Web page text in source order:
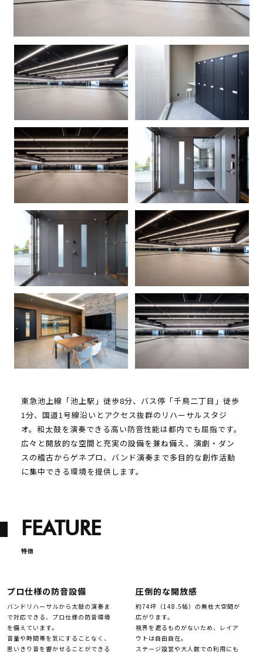
東急池上線「池上駅」徒歩8分、バス停「千鳥二丁目」徒歩
1分、国道1号線沿いとアクセス抜群のリハーサルスタジ
オ。和太鼓を演奏できる高い防音性能は都内でも屈指です。
広々と開放的な空間と充実の設備を兼ね備え、演劇・ダン
スの稽古からゲネプロ、バンド演奏まで多目的な創作活動
に集中できる環境を提供します。
FEATURE
特徴
プロ仕様の防音設備
バンドリハーサルから太鼓の演奏ま
で対応できる、プロ仕様の防音環境
を備えています。
音量や時間帯を気にすることなく、
思いきり音を響かせることができる
圧倒的な開放感
約74坪（148.5帖）の無柱大空間が
広がります。
視界を遮るものがないため、レイア
ウトは自由自在。
ステージ設営や大人数での利用にも